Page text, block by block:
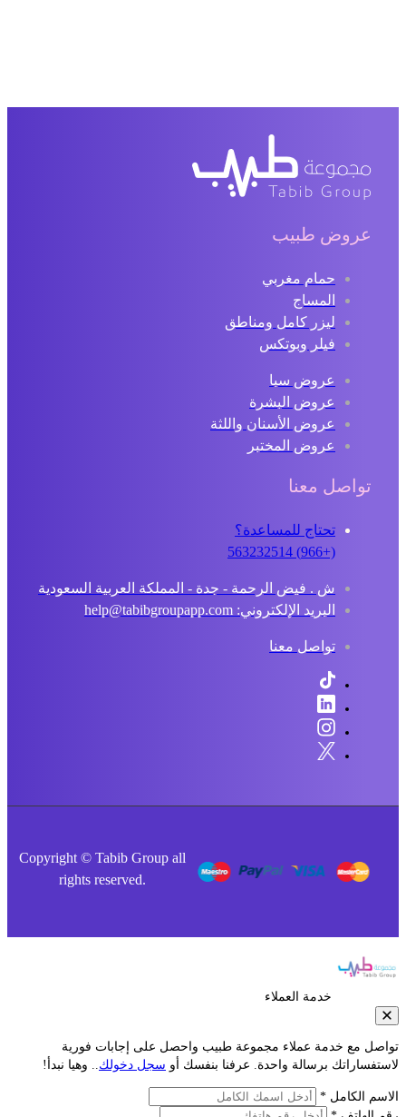
عروض طبيب
حمام مغربي
المساج
ليزر كامل ومناطق
فيلر وبوتكس
عروض سبا
عروض البشرة
عروض الأسنان واللثة
عروض المختبر
تواصل معنا
تحتاج للمساعدة؟
ش . فيض الرحمة - جدة - المملكة العربية السعودية
البريد الإلكتروني: help@tabibgroupapp.com
تواصل معنا
Copyright © Tabib Group all
rights reserved.
خدمة العملاء
مع خدمة عملاء مجموعة طبيب واحصل على إجابات فورية
برسالة واحدة. عرفنا بنفسك أوسجل دخولك.. وهيا نبدأ!
الكامل *